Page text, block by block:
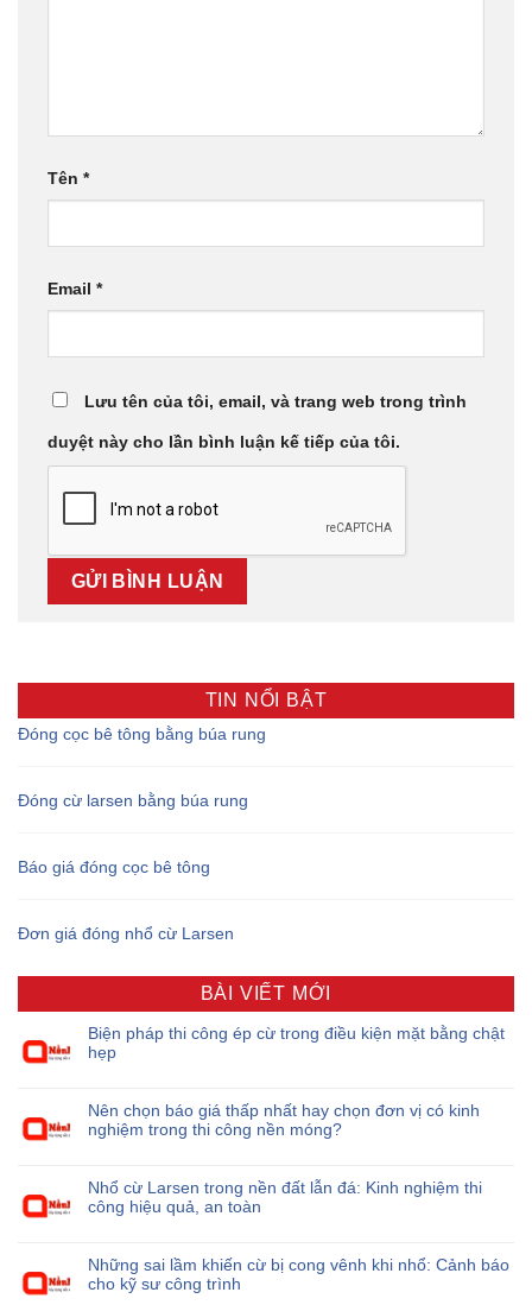
Tên *
Email *
Lưu tên của tôi, email, và trang web trong trình
duyệt này cho lần bình luận kế tiếp của tôi.
TIN NỔI BẬT
Đóng cọc bê tông bằng búa rung
Đóng cừ larsen bằng búa rung
Báo giá đóng cọc bê tông
Đơn giá đóng nhổ cừ Larsen
BÀI VIẾT MỚI
Biện pháp thi công ép cừ trong điều kiện mặt bằng chật
hẹp
Nên chọn báo giá thấp nhất hay chọn đơn vị có kinh
nghiệm trong thi công nền móng?
Nhổ cừ Larsen trong nền đất lẫn đá: Kinh nghiệm thi
công hiệu quả, an toàn
Những sai lầm khiến cừ bị cong vênh khi nhổ: Cảnh báo
cho kỹ sư công trình